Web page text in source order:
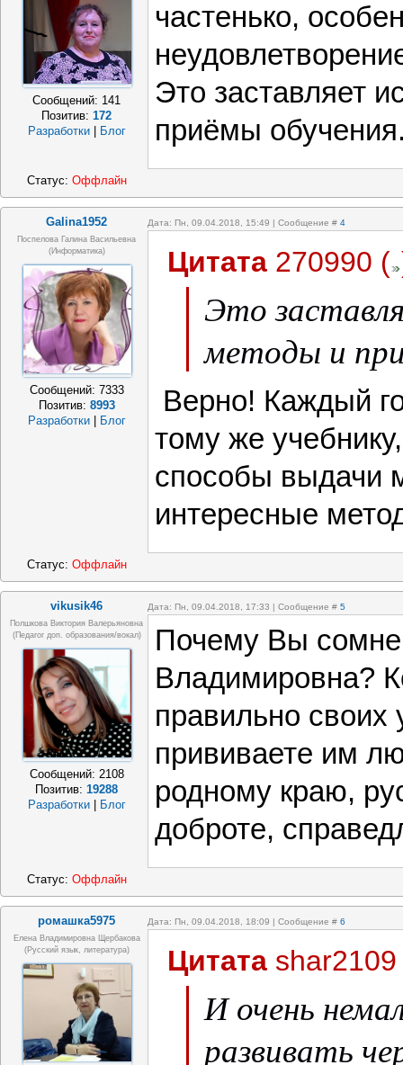
Сообщений: 141
Позитив:172
Разработки
Блог
частенько,
Это заставляет
приёмы
Статус: Оффлайн
Galina1952 Дата: Пн, 09.04.2018, 15:49 | Сообщение # 4
Поспелова Галина Васильевна
(информатика)
Сообщений: 7333
Позитив: 8993
Разработки
Блог
Цитата 270990 (
Это
методы и
Верно! Каждый
тому же
способы выдачи
интересные
Статус: Оффлайн
vikusik46 Дата: Пн, 09.04.2018, 17:33 | Сообщение # 5
Полшкова Виктория Валерьяновна
(педагог доп. образования/вокал)
Сообщений: 2108
Позитив:19288
Разработки
Блог
Почему Вы
Владимировна?
правильно своих
прививаете им
родному краю,
доброте,
Статус: Оффлайн
ромашка5975 Дата: Пн, 09.04.2018, 18:09 | Сообщение # 6
Елена Владимировна Щербакова
(русский язык, литература)
Цитата shar2109
И очень
развивать